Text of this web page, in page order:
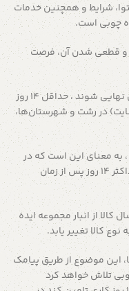
شرایط و همچنین خدمات
چوبی است.
ثبت سفارش و قطعی شدن آن، فرصت
سفارش‌هایی که و تا ساعت 24 هر روز کاری نهایی شوند ، حداقل 14 روز
در رشت و شهرستان‌ها،
، به معنای این است که در
صورت خرید کالا ، شروع پردازش سفارش حداکثر 14 روز پس از زمان
ارسال کالا از انبار مجموعه ایده
کالا تغییر یابد.
این موضوع از طریق پیامک
تلاش خواهد کرد